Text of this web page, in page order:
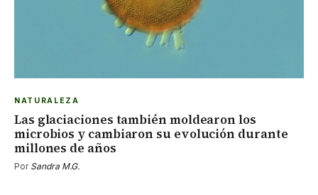
NATURALEZA
Las glaciaciones también moldearon los
microbios y cambiaron su evolución durante
millones de años
Por Sandra M.G.